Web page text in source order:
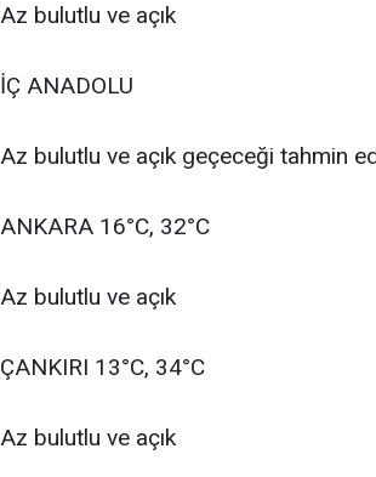
Az bulutlu ve açık
İÇ ANADOLU
Az bulutlu ve açık geçeceği tahmin
ANKARA 16°C, 32°C
Az bulutlu ve açık
ÇANKIRI 13°C, 34°C
Az bulutlu ve açık